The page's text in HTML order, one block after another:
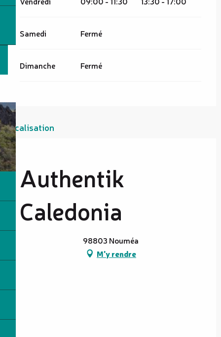
Samedi Fermé
Dimanche Fermé
Localisation
Authentik
Caledonia
98803 Nouméa
M'y rendre